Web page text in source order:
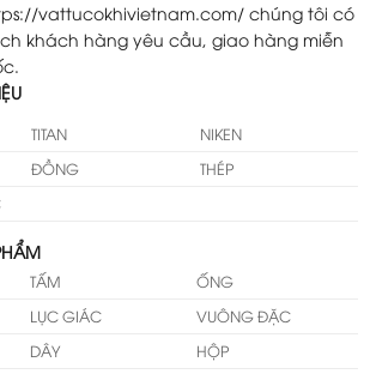
vattucokhivietnam.com/ chúng tôi có
khách hàng yêu cầu, giao hàng miễn
TITAN
NIKEN
ĐỒNG
THÉP
TẤM
ỐNG
LỤC GIÁC
VUÔNG ĐẶC
DÂY
HỘP